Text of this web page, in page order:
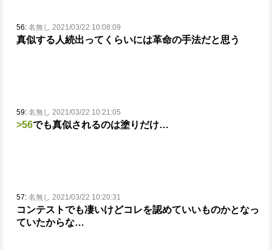
56: 名無し 2021/03/22 10:08:09
真似する人続出ってくらいには革命の手法だと思う
59: 名無し 2021/03/22 10:21:05
>56でも真似されるのは塗りだけ…
57: 名無し 2021/03/22 10:20:31
コンテストでも凄いけどコレを認めていいものかとなっ
ていたからな…